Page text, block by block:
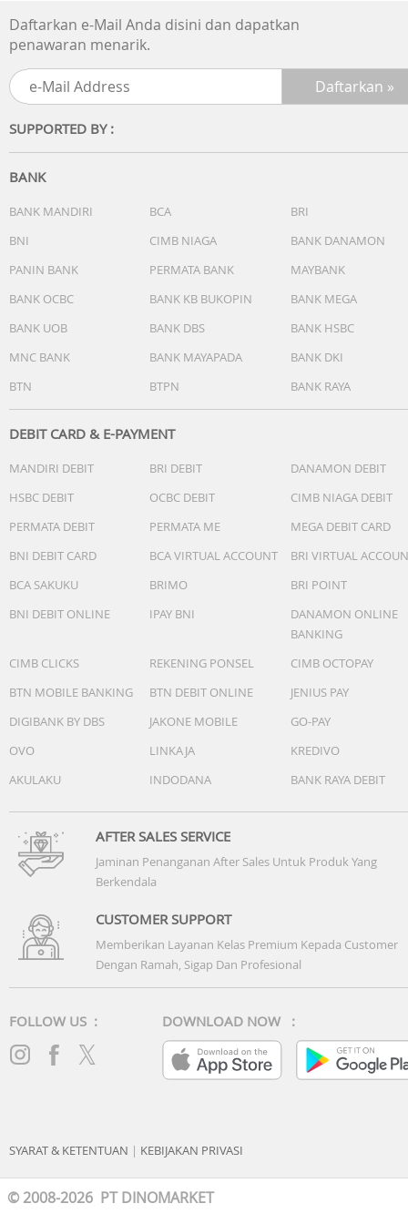
Daftarkan e-Mail Anda disini dan dapatkan
penawaran menarik.
SUPPORTED BY :
BANK
BANK MANDIRI BCA
BRI
BNI
CIMB NIAGA
BANK DANAMON
PANIN BANK
PERMATA BANK
MAYBANK
BANK OCBC
BANK KB BUKOPIN
BANK MEGA
BANK UOB
BANK DBS
BANK HSBC
MNC BANK
BANK MAYAPADA
BANK DKI
BTN
BTPN BANK RAYA
DEBIT CARD & E-PAYMENT
MANDIRI DEBIT BRI DEBIT
DANAMON DEBIT
HSBC DEBIT
OCBC DEBIT
CIMB NIAGA DEBIT
PERMATA DEBIT
PERMATA ME
MEGA DEBIT CARD
BNI DEBIT CARD
BCA VIRTUAL ACCOUNT
BRI VIRTUAL
BCA SAKUKU
BRIMO
BRI POINT
BNI DEBIT ONLINE
IPAY BNI
DANAMON ONLINE
BANKING
CIMB CLICKS
REKENING PONSEL
CIMB OCTOPAY
BTN MOBILE BANKING
BTN DEBIT ONLINE
JENIUS PAY
DIGIBANK BY DBS
JAKONE MOBILE
GO-PAY
OVO
LINKAJA
KREDIVO
AKULAKU
INDODANA BANK RAYA DEBIT
AFTER SALES SERVICE
Jaminan Penanganan After Sales Untuk Produk Yang
Berkendala
CUSTOMER SUPPORT
Memberikan Layanan Kelas Premium Kepada Customer
Dengan Ramah, Sigap Dan Profesional
FOLLOW US : DOWNLOAD NOW :
SYARAT & KETENTUAN | KEBIJAKAN PRIVASI
© 2008-2026 PT DINOMARKET